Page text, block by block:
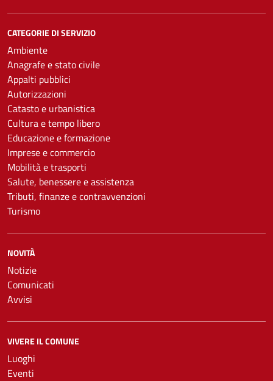
CATEGORIE DI SERVIZIO
Ambiente
Anagrafe e stato civile
Appalti pubblici
Autorizzazioni
Catasto e urbanistica
Cultura e tempo libero
Educazione e formazione
Imprese e commercio
Mobilità e trasporti
Salute, benessere e assistenza
Tributi, finanze e contravvenzioni
Turismo
NOVITÀ
Notizie
Comunicati
Avvisi
VIVERE IL COMUNE
Luoghi
Eventi